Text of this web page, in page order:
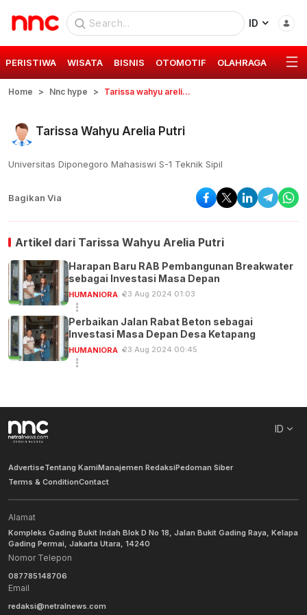
ID
PERISTIWA WISATA BISNIS OTOMOTIF OLAHRAGA GAYA
Home Nnc hype Tarissa wahyu arelia putri
Tarissa Wahyu Arelia Putri
Universitas Diponegoro Mahasiswi S-1 Teknik Sipil
Bagikan Via
Artikel dari Tarissa Wahyu Arelia Putri
Harapan Baru RAB Pembangunan Breakwater
sebagai Investasi Masa Depan
HUMANIORA 23 Aug 2024 01:03
Perbaikan Jalan Rabat Beton sebagai
Investasi Masa Depan Desa Ketapang
HUMANIORA 23 Aug 2024 00:45
ID
AdvertiseTentang KamiManajemen RedaksiPedoman Siber
Terms & ConditionContact
Alamat
Kompleks Gading Bukit Indah Blok D No 18, Jalan Bukit Gading Raya, Kelapa
Gading Permai, Jakarta Utara, 14240
Nomor Telepon
087785148706
Email
redaksi@netralnews.com